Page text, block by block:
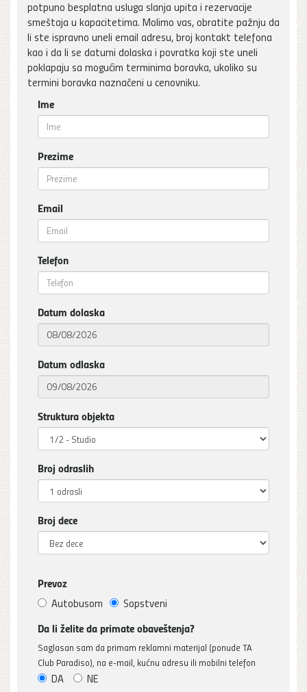
potpuno besplatna usluga slanja upita i rezervacije
smeštaja u kapacitetima. Molimo vas, obratite pažnju da
li ste ispravno uneli email adresu, broj kontakt telefona
kao i da li se datumi dolaska i povratka koji ste uneli
poklapaju sa mogućim terminima boravka, ukoliko su
termini boravka naznačeni u cenovniku.
Ime
Prezime
Email
Telefon
Datum dolaska
Datum odlaska
Struktura objekta
Broj odraslih
Broj dece
Prevoz
Autobusom Sopstveni
Da li želite da primate obaveštenja?
Saglasan sam da primam reklamni materijal (ponude TA
Club Paradiso), na e-mail, kućnu adresu ili mobilni telefon
DA NE